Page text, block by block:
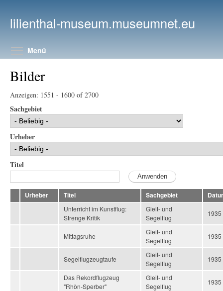
lilienthal-museum.museumnet.eu
Menü
Bilder
Anzeigen: 1551 - 1600 of 2700
Sachgebiet
Urheber
Titel
Urheber Titel Sachgebiet
Unterricht im Kunstflug:
Strenge Kritik
Gleit- und
Segelflug
1935
Mittagsruhe
Gleit- und
Segelflug
1935
Segelflugzeugtaufe
Gleit- und
Segelflug
1935
Das Rekordflugzeug
"Rhön-Sperber"
Gleit- und
Segelflug
1935